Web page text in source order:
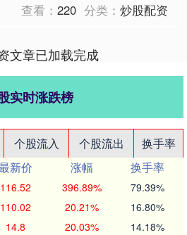
查看：220 分类：炒股配资
文章已加载完成
实时涨跌榜
个股流入 个股流出
换手率
新价 涨幅
换手率
116.52 396.89% 79.39%
110.02 20.21% 16.80%
14.8 20.03% 14.18%